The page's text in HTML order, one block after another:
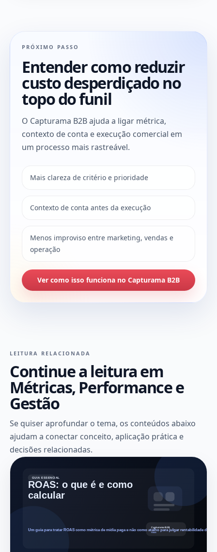
PRÓXIMO PASSO
Entender como reduzir
custo desperdiçado no
topo do funil
O Capturama B2B ajuda a ligar métrica,
contexto de conta e execução comercial em
um processo mais rastreável.
Mais clareza de critério e prioridade
Contexto de conta antes da execução
Menos improviso entre marketing, vendas e
operação
Ver como isso funciona no Capturama B2B
LEITURA RELACIONADA
Continue a leitura em
Métricas, Performance e
Gestão
Se quiser aprofundar o tema, os conteúdos abaixo
ajudam a conectar conceito, aplicação prática e
decisões relacionadas.